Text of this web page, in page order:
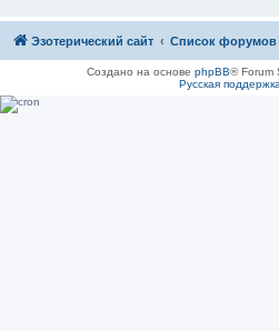
Эзотерический сайт Список форумов
Создано на основе phpBB® Forum
Русская